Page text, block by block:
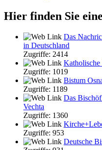
Hier finden Sie
Das
in Deutschland
Zugriffe: 2414
Zugriffe: 1019
Bistum
Zugriffe: 1189
Das
Vechta
Zugriffe: 1360
Zugriffe: 953
Deutsche